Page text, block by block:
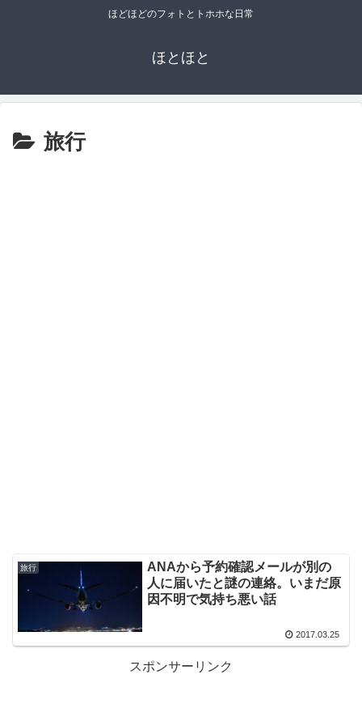
ほどほどのフォトとトホホな日常
ほとほと
旅行
旅行
ANAから予約確認メールが別の
人に届いたと謎の連絡。いまだ原
因不明で気持ち悪い話
2017.03.25
スポンサーリンク